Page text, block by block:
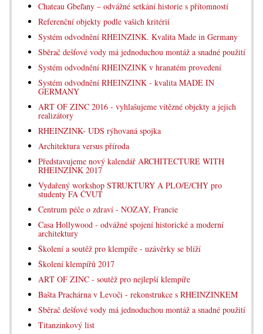
Chateau Gbeľany – odvážné setkání historie s přítomností
Referenční objekty podle vašich kritérií
Systém odvodnění RHEINZINK. Kvalita Made in Germany
Sběrač dešťové vody má jednoduchou montáž a snadné použití
Systém odvodnění RHEINZINK v hranatém provedení
Systém odvodnění RHEINZINK - kvalita MADE IN
GERMANY
ART OF ZINC 2016 - vyhlašujeme vítězné objekty a jejich
realizátory
RHEINZINK- UDS rýhovaná spojka
Architektura versus příroda
Představujeme nový kalendář ARCHITECTURE WITH
RHEINZINK 2017
Vydařený workshop STRUKTURY A PLO/E/CHY pro
studenty FA ČVUT
Centrum péče o zdraví - NOZAY, Francie
Casa Hollywood - odvážné spojení historické a moderní
architektury
Školení a soutěž pro klempíře - uzávěrky se blíží
Školení klempířů 2017
ART OF ZINC - soutěž pro nejlepší klempíře
Bašta Prachárna v Levoči - rekonstrukce s RHEINZINKEM
Sběrač dešťové vody má jednoduchou montáž a snadné použití
Titanzinkový list